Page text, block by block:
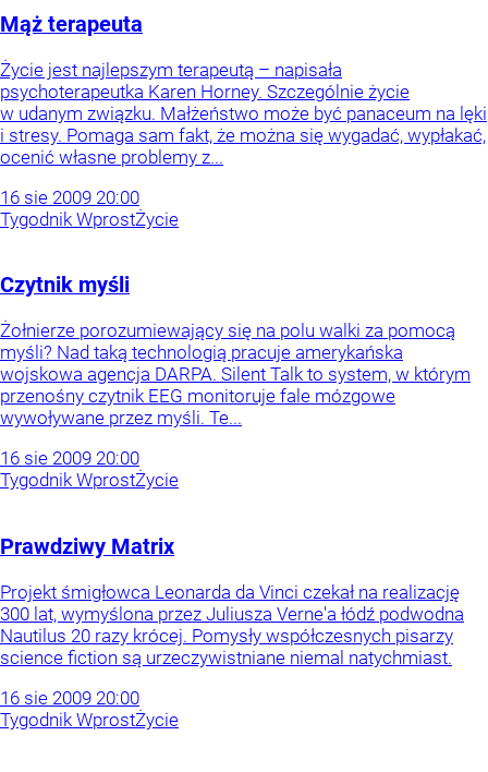
Mąż terapeuta
Życie jest najlepszym terapeutą – napisała
psychoterapeutka Karen Horney. Szczególnie życie
w udanym związku. Małżeństwo może być panaceum na lęki
i stresy. Pomaga sam fakt, że można się wygadać, wypłakać,
ocenić własne problemy z...
16 sie 2009 20:00
Tygodnik WprostŻycie
Czytnik myśli
Żołnierze porozumiewający się na polu walki za pomocą
myśli? Nad taką technologią pracuje amerykańska
wojskowa agencja DARPA. Silent Talk to system, w którym
przenośny czytnik EEG monitoruje fale mózgowe
wywoływane przez myśli. Te...
16 sie 2009 20:00
Tygodnik WprostŻycie
Prawdziwy Matrix
Projekt śmigłowca Leonarda da Vinci czekał na realizację
300 lat, wymyślona przez Juliusza Verne'a łódź podwodna
Nautilus 20 razy krócej. Pomysły współczesnych pisarzy
science fiction są urzeczywistniane niemal natychmiast.
16 sie 2009 20:00
Tygodnik WprostŻycie